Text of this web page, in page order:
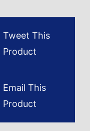
Tweet This
Product
Email This
Product